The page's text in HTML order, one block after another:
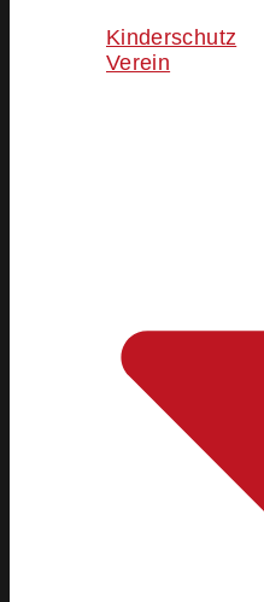
Kinderschutz
Verein